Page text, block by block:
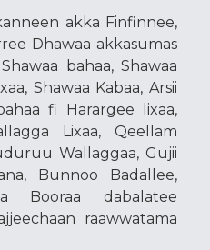
akka Finfinnee,
Dhawaa akkasumas
bahaa, Shawaa
Shawaa Kabaa, Arsii
fi Harargee lixaa,
Lixaa, Qeellam
Wallaggaa, Gujii
Bunnoo Badallee,
Booraa dabalatee
raawwatama